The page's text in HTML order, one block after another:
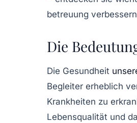
Die
Die Gesundheit
Begleiter erheblich
Krankheiten zu
Lebensqualität und